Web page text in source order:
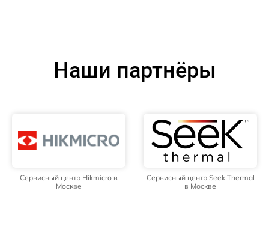
Наши партнёры
Сервисный центр Hikmicro в
Москве
Сервисный центр Seek Thermal
в Москве